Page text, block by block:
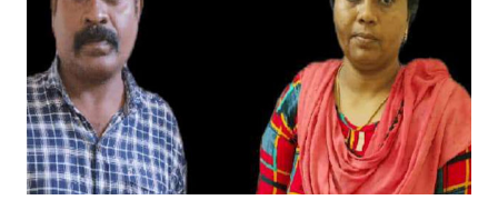
അടങ്ങിയിട്ടുണ്ട്, പ്രോട്ടീന്റെ മികച്ച സ്രോതസ്സാണ്.
വെള്ളകടല... പ്രോട്ടീൻ, ഫോളേറ്റ് (വിറ്റാമിൻ ബി 9), ഇരുമ്പ്,
സിങ്ക്, നാരുകൾ എന്നിവയുടെ മികച്ച ഉറവിടമാണ്
വെള്ളക്കടല. നാരുകളും പ്രോട്ടീനുകളും
അടങ്ങിയിരിക്കുന്നതിനാൽ വെള്ളക്കടല പതിവായി
കഴിക്കുന്നത് ചില രോഗങ്ങൾ തടയാൻ സഹായിക്കുന്നു. റാഗി...
എല്ലാത്തരം തിനയും പോഷകസമൃദ്ധമാണെങ്കിലും, റാഗിക്ക്